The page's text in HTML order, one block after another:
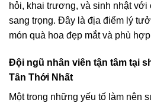
hỏi, khai trương, và sinh nhật với
sang trọng. Đây là địa điểm lý
món quà hoa đẹp mắt và phù
Đội ngũ nhân viên tận tâm tại
Tân Thới Nhất
Một trong những yếu tố làm nên